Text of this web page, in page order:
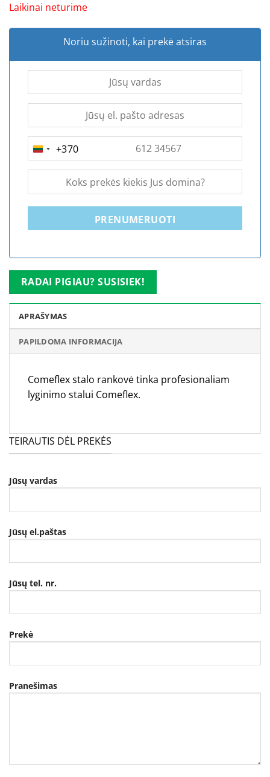
Laikinai neturime
Noriu sužinoti, kai prekė atsiras
LITHUANIA
+370
+370
PRENUMERUOTI
RADAI PIGIAU? SUSISIEK!
APRAŠYMAS
PAPILDOMA INFORMACIJA
Comeflex stalo rankovė tinka profesionaliam
lyginimo stalui Comeflex.
TEIRAUTIS DĖL PREKĖS
Jūsų vardas
Jūsų el.paštas
Jūsų tel. nr.
Prekė
Pranešimas